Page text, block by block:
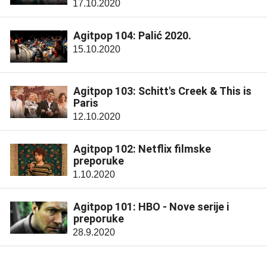
17.10.2020
Agitpop 104: Palić 2020.
15.10.2020
Agitpop 103: Schitt's Creek & This is
Paris
12.10.2020
Agitpop 102: Netflix filmske
preporuke
1.10.2020
Agitpop 101: HBO - Nove serije i
preporuke
28.9.2020